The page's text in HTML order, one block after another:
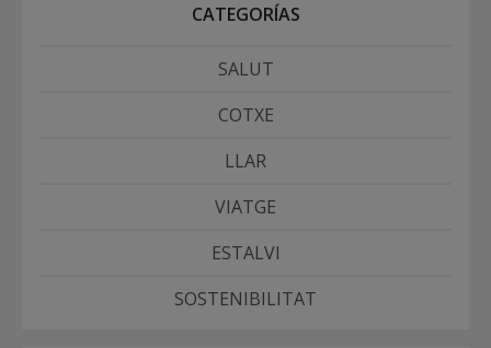
CATEGORÍAS
SALUT
COTXE
LLAR
VIATGE
ESTALVI
SOSTENIBILITAT